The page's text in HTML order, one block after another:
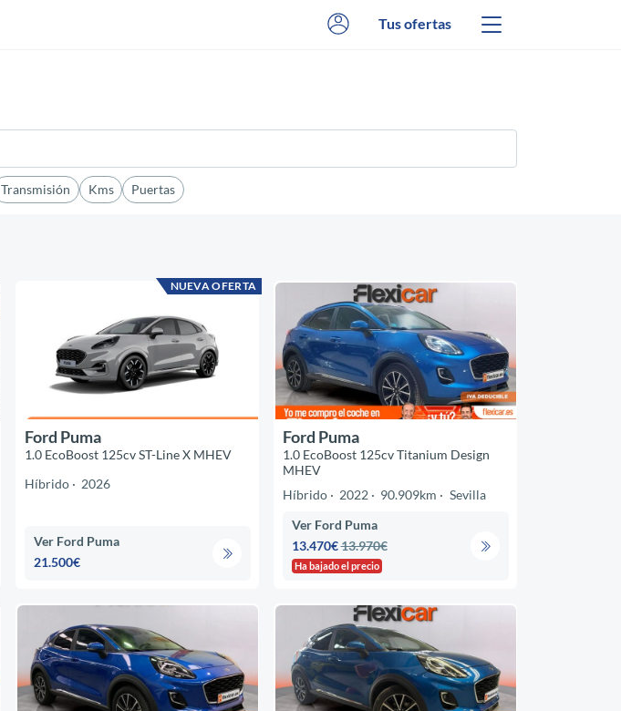
Tus ofertas
Transmisión Kms Puertas
NUEVA OFERTA
Ford Puma
1.0 EcoBoost 125cv ST-Line X MHEV
Híbrido
2026
Ver Ford Puma
21.500€
Ford Puma
1.0 EcoBoost 125cv Titanium Design
MHEV
Híbrido
2022 90.909km
Sevilla
Ver Ford Puma
13.470€13.970€
Ha bajado el precio